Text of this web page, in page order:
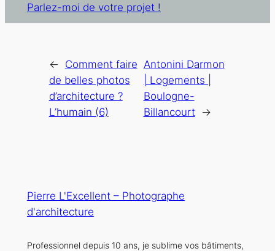
Parlez-moi de votre projet !
← Comment faire
de belles photos
d’architecture ?
L’humain (6)
Antonini Darmon
| Logements |
Boulogne-
Billancourt
→
Pierre L'Excellent – Photographe
d'architecture
Professionnel depuis 10 ans, je sublime vos bâtiments,